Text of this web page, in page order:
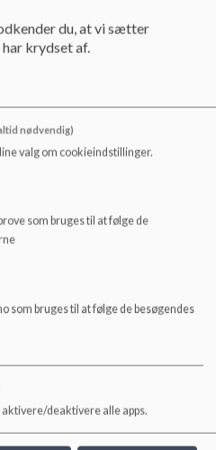
Sogns Børnehus
du, at vi sætter
krydset af.
nødvendig)
valg om cookieindstillinger.
som bruges til at følge de
som bruges til at følge de besøgendes
deaktivere alle apps.